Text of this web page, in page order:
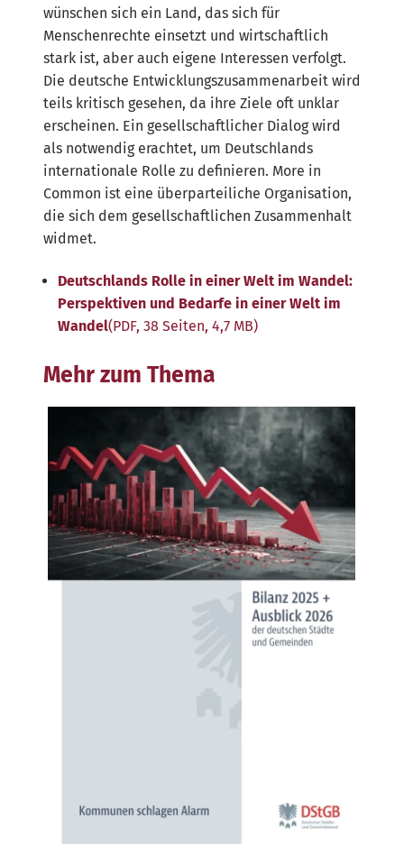
wünschen sich ein Land, das sich für
Menschenrechte einsetzt und wirtschaftlich
stark ist, aber auch eigene Interessen verfolgt.
Die deutsche Entwicklungszusammenarbeit wird
teils kritisch gesehen, da ihre Ziele oft unklar
erscheinen. Ein gesellschaftlicher Dialog wird
als notwendig erachtet, um Deutschlands
internationale Rolle zu definieren. More in
Common ist eine überparteiliche Organisation,
die sich dem gesellschaftlichen Zusammenhalt
widmet.
Deutschlands Rolle in einer Welt im Wandel:
Perspektiven und Bedarfe in einer Welt im
Wandel(PDF, 38 Seiten, 4,7 MB)
Mehr zum Thema